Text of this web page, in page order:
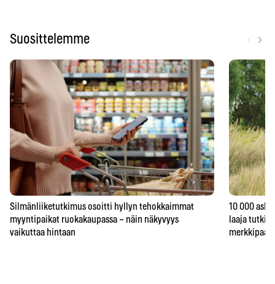
Suosittelemme ›
Silmänliiketutkimus osoitti hyllyn tehokkaimmat
myyntipaikat ruokakaupassa – näin näkyvyys
vaikuttaa hintaan
10 000
laaja